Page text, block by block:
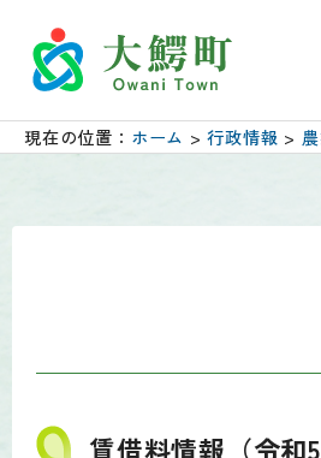
現在の位置： ホーム >行政情報 >
賃借料情報（令和